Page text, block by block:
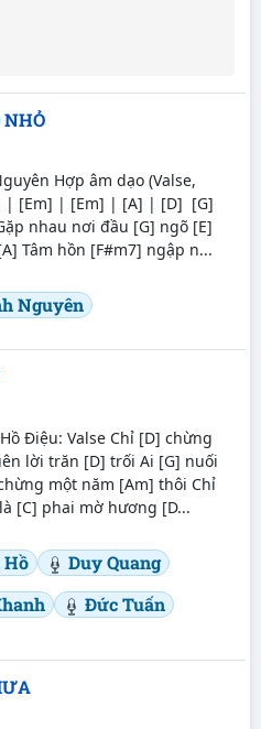
NHỎ
Hợp âm dạo (Valse,
| [Em] | [Em] | [A] | [D] [G]
nhau nơi đầu [G] ngõ [E]
Tâm hồn [F#m7] ngập n...
Nguyên
Điệu: Valse Chỉ [D] chừng
lời trăn [D] trối Ai [G] nuối
một năm [Am] thôi Chỉ
[C] phai mờ hương [D...
Hồ
Duy Quang
Đức Tuấn